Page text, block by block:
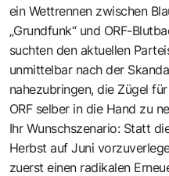
ein Wettrennen zwischen
„Grundfunk“ und ORF-
suchten den aktuellen
unmittelbar nach der
nahezubringen, die Zügel
ORF selber in die Hand zu
Ihr Wunschszenario: Statt
Herbst auf Juni
zuerst einen radikalen